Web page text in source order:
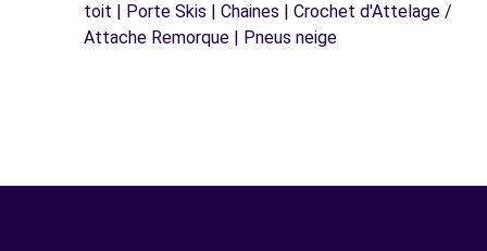
toit | Porte Skis | Chaines | Crochet d'Attelage /
Attache Remorque | Pneus neige